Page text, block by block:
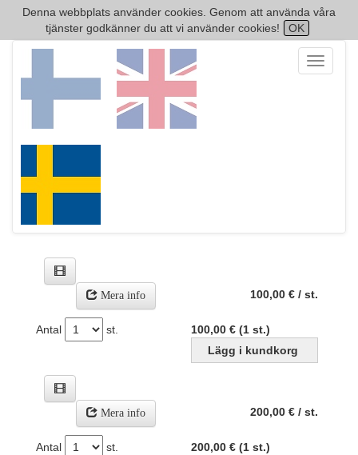
Denna webbplats använder cookies. Genom att använda våra
tjänster godkänner du att vi använder cookies!
OK
Toggle
100,00 € / st.
Mera info
100,00 € (1 st.)
Antal st.
200,00 € / st.
Mera info
200,00 € (1 st.)
Antal st.